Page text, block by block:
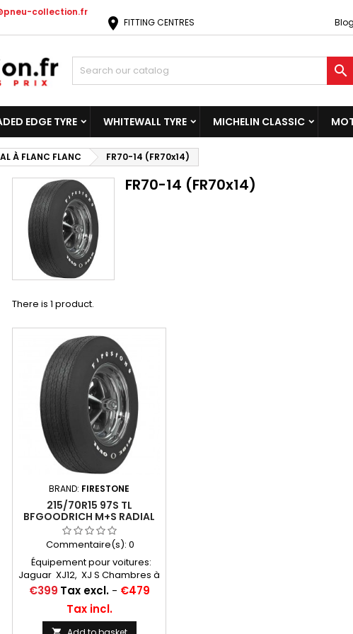
collection.fr
Blog
location_on FITTING CENTRES

EDGE TYRE WHITEWALL TYRE MICHELIN CLASSIC
À FLANC FLANC FR70-14 (FR70x14)
FR70-14 (FR70x14)
There is 1 product.
BRAND: FIRESTONE
215/70R15 97S TL
BFGOODRICH M+S RADIAL
T/A RWL
Commentaire(s): 0
Équipement pour voitures:
Jaguar XJ12, XJ S Chambres à
air conseillées: 15 F 13 Michelin
Autres appellations: 215/70R15,
215/70VR15, 215/70-15,
215/70x15, 215/70/15,
Price
€399 Tax excl.- €479
Tax incl.